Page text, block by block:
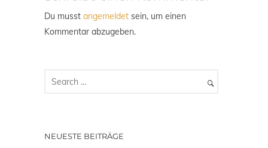
Du musst angemeldet sein, um einen
Kommentar abzugeben.
NEUESTE BEITRÄGE